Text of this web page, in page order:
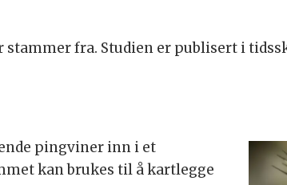
fra. Studien er publisert i
pingviner inn i et
kan brukes til å kartlegge